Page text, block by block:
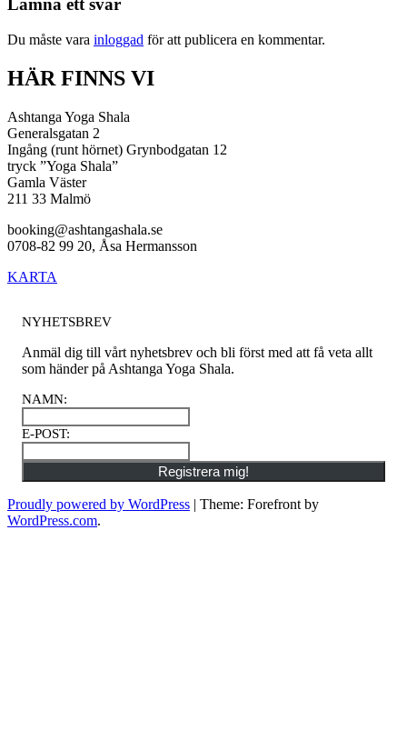
Lämna ett svar
Du måste vara inloggad för att publicera en kommentar.
HÄR FINNS VI
Ashtanga Yoga Shala
Generalsgatan 2
Ingång (runt hörnet) Grynbodgatan 12
tryck ”Yoga Shala”
Gamla Väster
211 33 Malmö
booking@ashtangashala.se
0708-82 99 20, Åsa Hermansson
KARTA
NYHETSBREV
Anmäl dig till vårt nyhetsbrev och bli först med att få veta allt
som händer på Ashtanga Yoga Shala.
NAMN:
E-POST:
Registrera mig!
Proudly powered by WordPress | Theme: Forefront by
WordPress.com.